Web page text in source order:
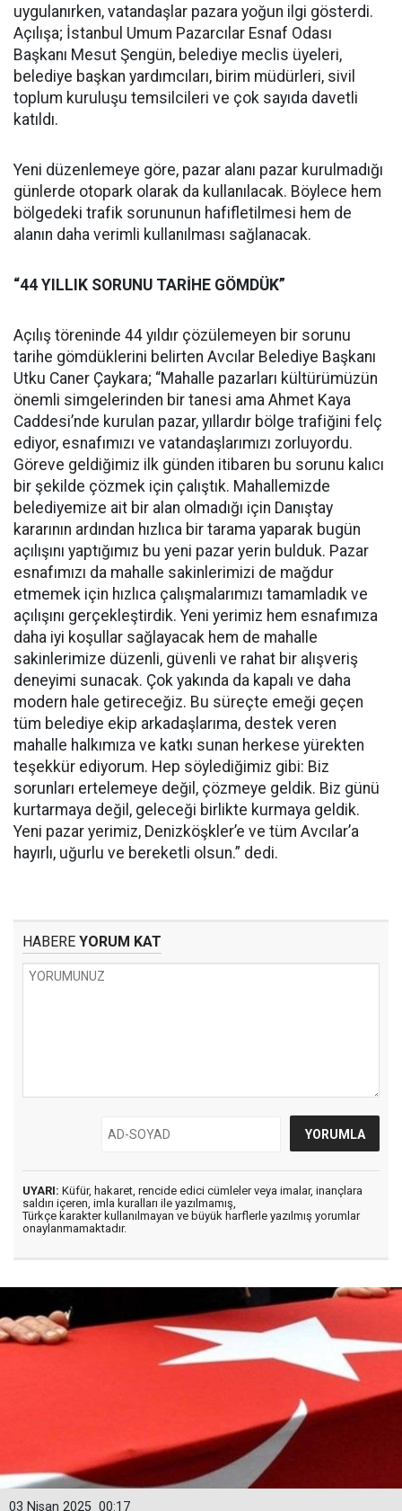
uygulanırken, vatandaşlar pazara yoğun ilgi gösterdi.
Açılışa; İstanbul Umum Pazarcılar Esnaf Odası
Başkanı Mesut Şengün, belediye meclis üyeleri,
belediye başkan yardımcıları, birim müdürleri, sivil
toplum kuruluşu temsilcileri ve çok sayıda davetli
katıldı.
Yeni düzenlemeye göre, pazar alanı pazar kurulmadığı
günlerde otopark olarak da kullanılacak. Böylece hem
bölgedeki trafik sorununun hafifletilmesi hem de
alanın daha verimli kullanılması sağlanacak.
“44 YILLIK SORUNU TARİHE GÖMDÜK”
Açılış töreninde 44 yıldır çözülemeyen bir sorunu
tarihe gömdüklerini belirten Avcılar Belediye Başkanı
Utku Caner Çaykara; “Mahalle pazarları kültürümüzün
önemli simgelerinden bir tanesi ama Ahmet Kaya
Caddesi’nde kurulan pazar, yıllardır bölge trafiğini felç
ediyor, esnafımızı ve vatandaşlarımızı zorluyordu.
Göreve geldiğimiz ilk günden itibaren bu sorunu kalıcı
bir şekilde çözmek için çalıştık. Mahallemizde
belediyemize ait bir alan olmadığı için Danıştay
kararının ardından hızlıca bir tarama yaparak bugün
açılışını yaptığımız bu yeni pazar yerin bulduk. Pazar
esnafımızı da mahalle sakinlerimizi de mağdur
etmemek için hızlıca çalışmalarımızı tamamladık ve
açılışını gerçekleştirdik. Yeni yerimiz hem esnafımıza
daha iyi koşullar sağlayacak hem de mahalle
sakinlerimize düzenli, güvenli ve rahat bir alışveriş
deneyimi sunacak. Çok yakında da kapalı ve daha
modern hale getireceğiz. Bu süreçte emeği geçen
tüm belediye ekip arkadaşlarıma, destek veren
mahalle halkımıza ve katkı sunan herkese yürekten
teşekkür ediyorum. Hep söylediğimiz gibi: Biz
sorunları ertelemeye değil, çözmeye geldik. Biz günü
kurtarmaya değil, geleceği birlikte kurmaya geldik.
Yeni pazar yerimiz, Denizköşkler’e ve tüm Avcılar’a
hayırlı, uğurlu ve bereketli olsun.” dedi.
HABERE YORUM KAT
UYARI: Küfür, hakaret, rencide edici cümleler veya imalar, inançlara
saldırı içeren, imla kuralları ile yazılmamış,
Türkçe karakter kullanılmayan ve büyük harflerle yazılmış yorumlar
onaylanmamaktadır.
00:17
03 Nisan 2025